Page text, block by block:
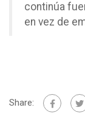
continúa
en vez de
Share: